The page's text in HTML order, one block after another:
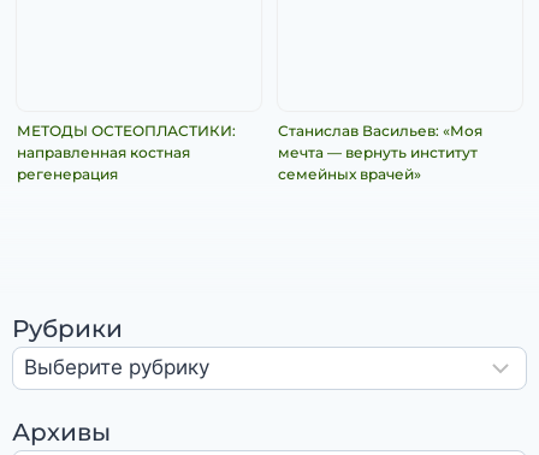
МЕТОДЫ ОСТЕОПЛАСТИКИ:
направленная костная
регенерация
Станислав Васильев: «Моя
мечта — вернуть институт
семейных врачей»
Рубрики
Архивы